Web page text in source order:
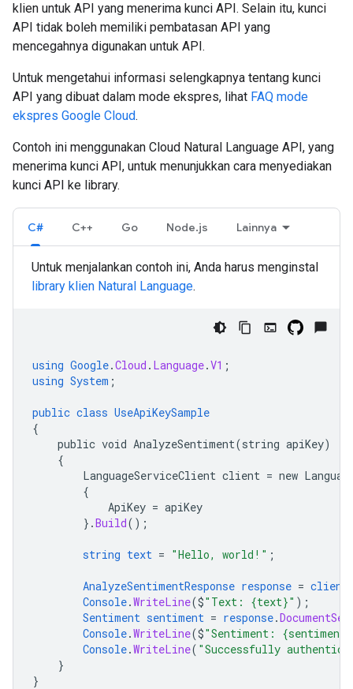
klien untuk API yang menerima kunci API. Selain itu, kunci
API tidak boleh memiliki pembatasan API yang
mencegahnya digunakan untuk API.
Untuk mengetahui informasi selengkapnya tentang kunci
API yang dibuat dalam mode ekspres, lihat FAQ mode
ekspres Google Cloud.
Contoh ini menggunakan Cloud Natural Language API, yang
menerima kunci API, untuk menunjukkan cara menyediakan
kunci API ke library.
C# C++ Go Node.js Lainnya
Untuk menjalankan contoh ini, Anda harus menginstal
library klien Natural Language.
using Google.Cloud . Language.V1 ;
using System ;
public class UseApiKeySample
{
public void AnalyzeSentiment(string apiKey)
{
LanguageServiceClient client = new
{
ApiKey = apiKey
}.Build();
string text = "Hello, world!" ;
AnalyzeSentimentResponse response = client
Console.WriteLine($"Text: {text}" );
Sentiment sentiment = response.
Console.WriteLine($"Sentiment:
Console.WriteLine( "Successfully
}
}